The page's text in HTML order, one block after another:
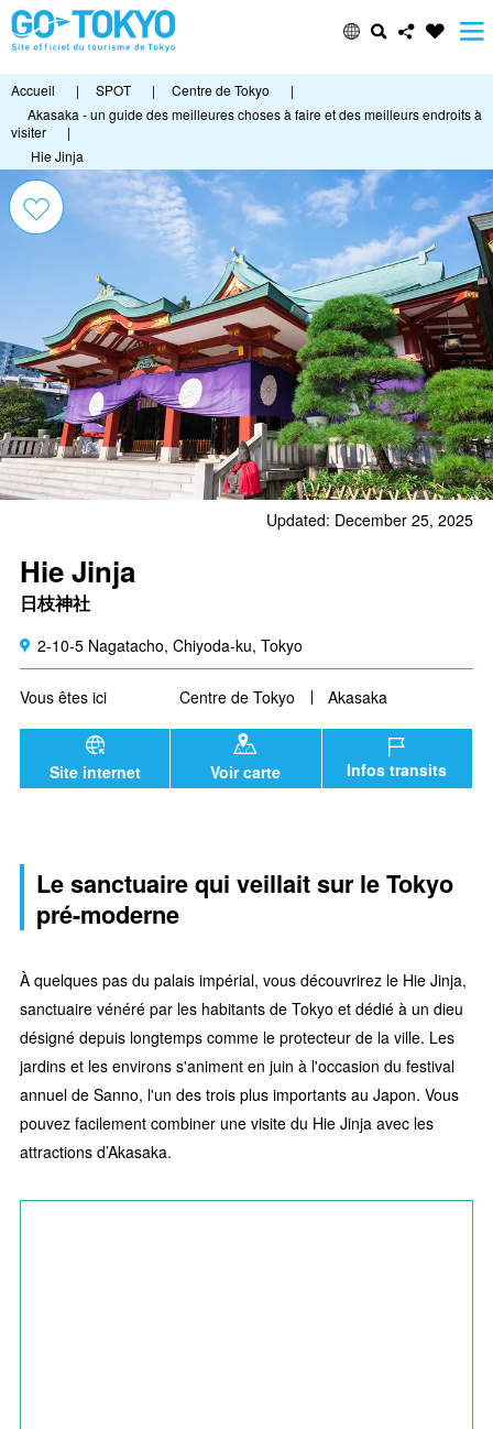
Accueil | SPOT | Centre de Tokyo
|
Akasaka - un guide des meilleures choses à faire et des meilleurs endroits à
visiter
|
Hie Jinja
Updated: December 25, 2025
Hie Jinja
日枝神社
2-10-5 Nagatacho, Chiyoda-ku, Tokyo
Vous êtes ici Centre de Tokyo Akasaka
Site internet Voir carte Infos transits
Le sanctuaire qui veillait sur le Tokyo
pré-moderne
À quelques pas du palais impérial, vous découvrirez le Hie Jinja,
sanctuaire vénéré par les habitants de Tokyo et dédié à un dieu
désigné depuis longtemps comme le protecteur de la ville. Les
jardins et les environs s'animent en juin à l'occasion du festival
annuel de Sanno, l'un des trois plus importants au Japon. Vous
pouvez facilement combiner une visite du Hie Jinja avec les
attractions d’Akasaka.